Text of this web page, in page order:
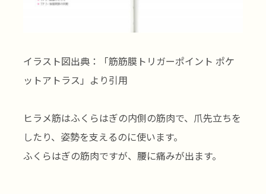
イラスト図出典：「筋筋膜トリガーポイント ポケ
ットアトラス」より引用
ヒラメ筋はふくらはぎの内側の筋肉で、爪先立ちを
したり、姿勢を支えるのに使います。
ふくらはぎの筋肉ですが、腰に痛みが出ます。